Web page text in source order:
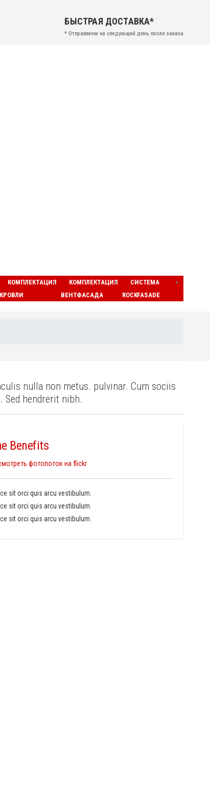
БЫСТРАЯ ДОСТАВКА*
* Отправляем на следующий день после заказа
КОМПЛЕКТАЦИЯ
КРОВЛИ
КОМПЛЕКТАЦИЯ
ВЕНТФАСАДА
СИСТЕМА
ROCKFASADE
nulla non metus. pulvinar. Cum sociis
hendrerit nibh.
Benefits
фотопоток на flickr
sit orci quis arcu vestibulum.
sit orci quis arcu vestibulum.
sit orci quis arcu vestibulum.